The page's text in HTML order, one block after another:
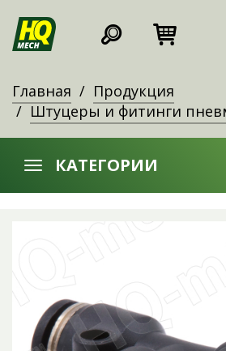
Главная
Продукция
Штуцеры и фитинги
КАТЕГОРИИ